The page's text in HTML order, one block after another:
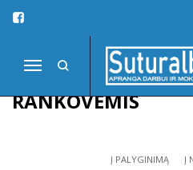
Navigacija
Pagrindinis
DŽEMPERIAI,
Polo marškinėliai
POLO
POLO
RANKOVĖMIS
Į PALYGINIMĄ Į